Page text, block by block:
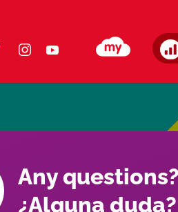
Any questions?
¿Alguna duda?